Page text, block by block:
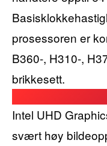
prosessoren er
B360-, H310-,
brikkesett.
Intel UHD
svært høy